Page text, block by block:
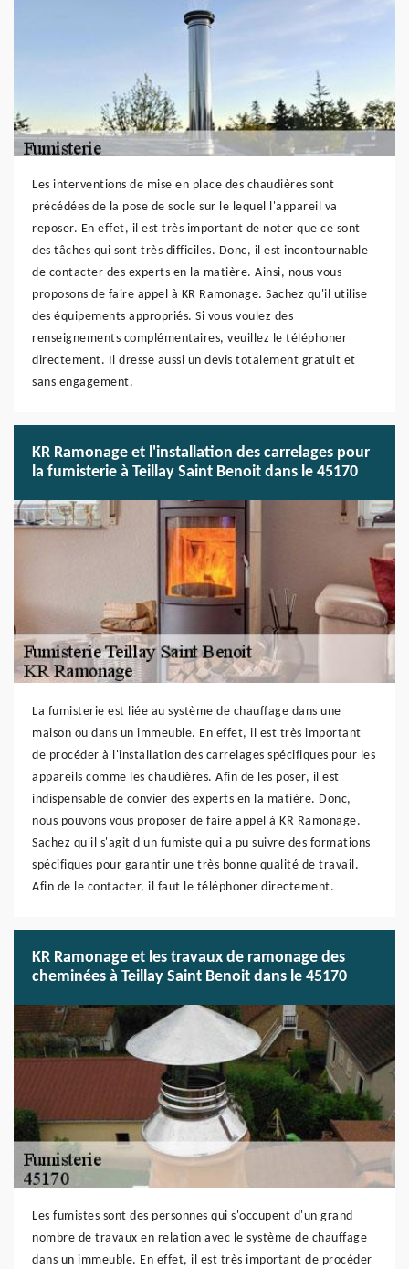
Les interventions de mise en place des chaudières sont
précédées de la pose de socle sur le lequel l'appareil va
reposer. En effet, il est très important de noter que ce sont
des tâches qui sont très difficiles. Donc, il est incontournable
de contacter des experts en la matière. Ainsi, nous vous
proposons de faire appel à KR Ramonage. Sachez qu'il utilise
des équipements appropriés. Si vous voulez des
renseignements complémentaires, veuillez le téléphoner
directement. Il dresse aussi un devis totalement gratuit et
sans engagement.
KR Ramonage et l'installation des carrelages pour
la fumisterie à Teillay Saint Benoit dans le 45170
La fumisterie est liée au système de chauffage dans une
maison ou dans un immeuble. En effet, il est très important
de procéder à l'installation des carrelages spécifiques pour les
appareils comme les chaudières. Afin de les poser, il est
indispensable de convier des experts en la matière. Donc,
nous pouvons vous proposer de faire appel à KR Ramonage.
Sachez qu'il s'agit d'un fumiste qui a pu suivre des formations
spécifiques pour garantir une très bonne qualité de travail.
Afin de le contacter, il faut le téléphoner directement.
KR Ramonage et les travaux de ramonage des
cheminées à Teillay Saint Benoit dans le 45170
Les fumistes sont des personnes qui s'occupent d'un grand
nombre de travaux en relation avec le système de chauffage
dans un immeuble. En effet, il est très important de procéder